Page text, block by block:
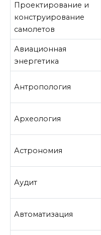
Проектирование и
конструирование
самолетов
Авиационная
энергетика
Антропология
Археология
Астрономия
Аудит
Автоматизация